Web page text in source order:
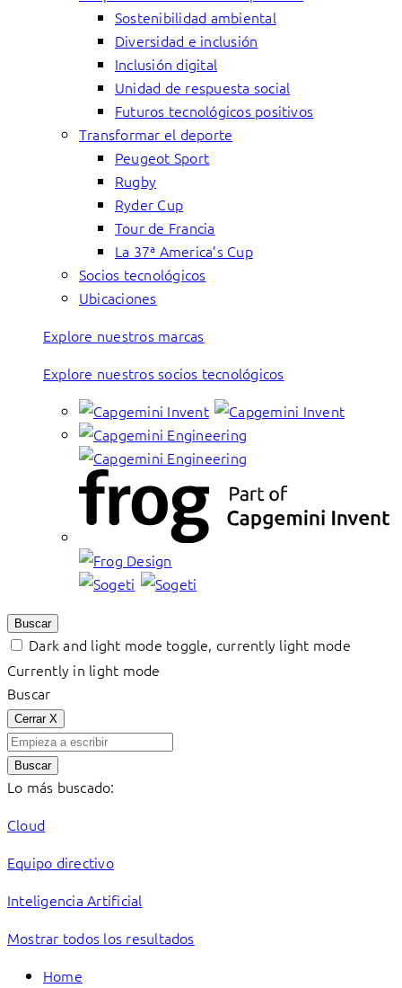
Sostenibilidad ambiental
Diversidad e inclusión
Inclusión digital
Unidad de respuesta social
Futuros tecnológicos positivos
Transformar el deporte
Peugeot Sport
Rugby
Ryder Cup
Tour de Francia
La 37ª America’s Cup
Socios tecnológicos
Ubicaciones
Explore nuestros marcas
Explore nuestros socios tecnológicos
Buscar
Dark and light mode toggle, currently light mode
Currently in light mode
Buscar
Cerrar X
Buscar
Lo más buscado:
Cloud
Equipo directivo
Inteligencia Artificial
Mostrar todos los resultados
Home